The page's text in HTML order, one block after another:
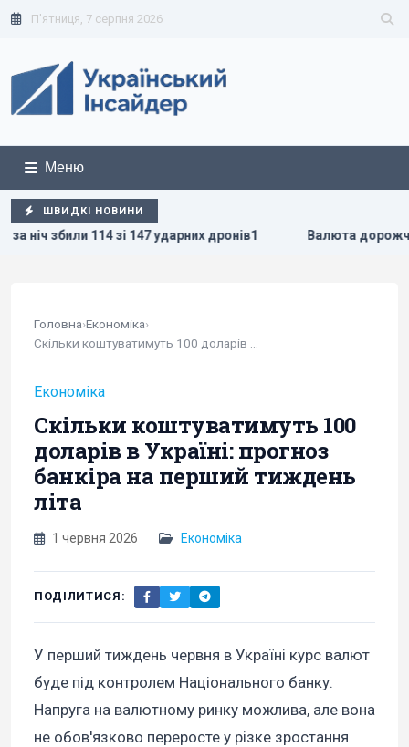
П'ятниця, 7 серпня 2026
Меню
ШВИДКІ НОВИНИ
зі 147 ударних дронів1 Валюта дорожчає перед
Головна›Економіка›
Економіка
Скільки коштуватимуть 100
доларів в Україні: прогноз
банкіра на перший тиждень
літа
1 червня 2026 Економіка
ПОДІЛИТИСЯ:
У перший тиждень червня в Україні курс валют
буде під контролем Національного банку.
Напруга на валютному ринку можлива, але вона
не обов'язково переросте у різке зростання